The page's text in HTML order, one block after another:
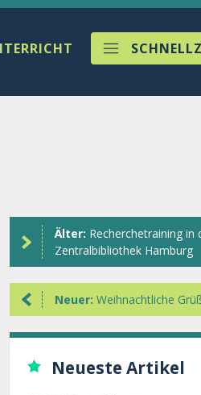
Älter: Recherchetraining in
Zentralbibliothek Hamburg
Neuer: Weihnachtliche
Neueste Artikel